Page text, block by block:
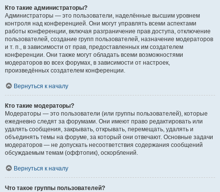
Кто такие администраторы?
Администраторы — это пользователи, наделённые высшим уровнем
контроля над конференцией. Они могут управлять всеми аспектами
работы конференции, включая разграничение прав доступа, отключение
пользователей, создание групп пользователей, назначение модераторов
и т. п., в зависимости от прав, предоставленных им создателем
конференции. Они также могут обладать всеми возможностями
модераторов во всех форумах, в зависимости от настроек,
произведённых создателем конференции.
Вернуться к началу
Кто такие модераторы?
Модераторы — это пользователи (или группы пользователей), которые
ежедневно следят за форумами. Они имеют право редактировать или
удалять сообщения, закрывать, открывать, перемещать, удалять и
объединять темы на форуме, за который они отвечают. Основные задачи
модераторов — не допускать несоответствия содержания сообщений
обсуждаемым темам (оффтопик), оскорблений.
Вернуться к началу
Что такое группы пользователей?